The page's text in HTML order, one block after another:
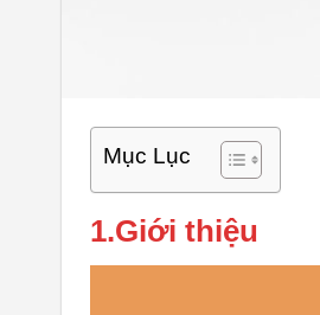
Mục Lục
1.Giới thiệu